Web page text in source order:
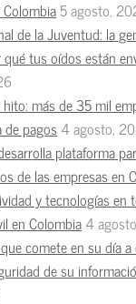
5 agosto,
de la Juventud: la
tus oídos están
hito: más de 35 mil
de pagos4 agosto,
plataforma
de las empresas en
y tecnologías en
en Colombia4
comete en su día
de su